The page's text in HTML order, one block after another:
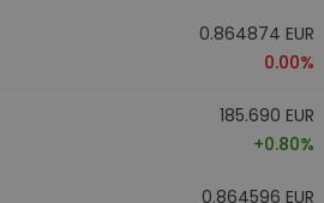
0.864874 EUR
0.00%
185.690 EUR
+0.80%
0.864596 EUR